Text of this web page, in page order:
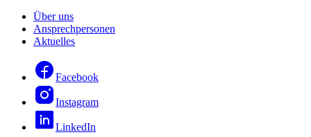
Über uns
Ansprechpersonen
Aktuelles
Facebook
Instagram
LinkedIn